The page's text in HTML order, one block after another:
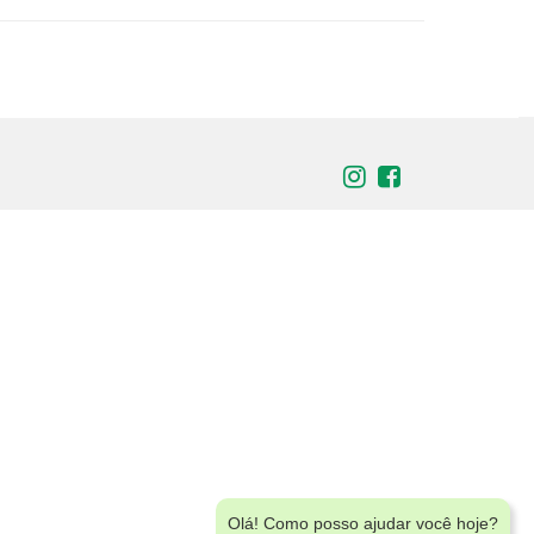
Olá! Como posso ajudar você hoje?